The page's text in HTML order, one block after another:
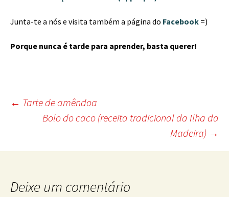
Junta-te a nós e visita também a página do Facebook =)
Porque nunca é tarde para aprender, basta querer!
Post
← Tarte de amêndoa
Bolo do caco (receita tradicional da Ilha da
Madeira) →
Deixe um comentário